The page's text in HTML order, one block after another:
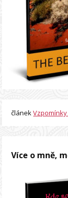
článek
Více o mně,